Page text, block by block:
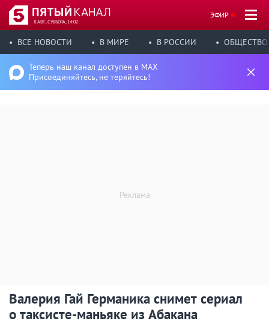
8 АВГ, СУББОТА, 14:02
ЭФИР
ВСЕ НОВОСТИ В МИРЕ В РОССИИ ОБЩЕСТВО
Теперь наш канал доступен в MAX
Присоединяйтесь, не теряйтесь!
Валерия Гай Германика снимет сериал
о таксисте-маньяке из Абакана